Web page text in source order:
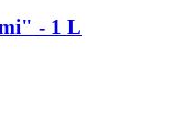
-​ 1 L